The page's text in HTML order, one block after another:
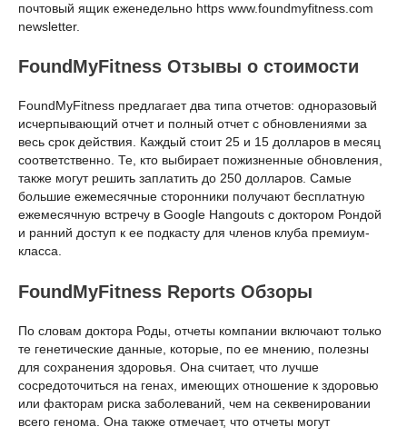
почтовый ящик еженедельно https www.foundmyfitness.com
newsletter.
FoundMyFitness Отзывы о стоимости
FoundMyFitness предлагает два типа отчетов: одноразовый
исчерпывающий отчет и полный отчет с обновлениями за
весь срок действия. Каждый стоит 25 и 15 долларов в месяц
соответственно. Те, кто выбирает пожизненные обновления,
также могут решить заплатить до 250 долларов. Самые
большие ежемесячные сторонники получают бесплатную
ежемесячную встречу в Google Hangouts с доктором Рондой
и ранний доступ к ее подкасту для членов клуба премиум-
класса.
FoundMyFitness Reports Обзоры
По словам доктора Роды, отчеты компании включают только
те генетические данные, которые, по ее мнению, полезны
для сохранения здоровья. Она считает, что лучше
сосредоточиться на генах, имеющих отношение к здоровью
или факторам риска заболеваний, чем на секвенировании
всего генома. Она также отмечает, что отчеты могут